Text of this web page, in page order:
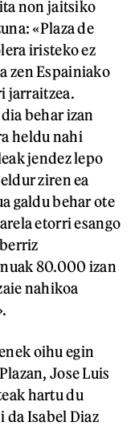
non jaitsiko
«Plaza de
iristeko ez
zen Espainiako
jarraitzea.
behar izan
heldu nahi
jendez lepo
ziren ea
galdu behar ote
etorri esango
80.000 izan
nahikoa
oihu egin
Jose Luis
hartu du
Isabel Diaz